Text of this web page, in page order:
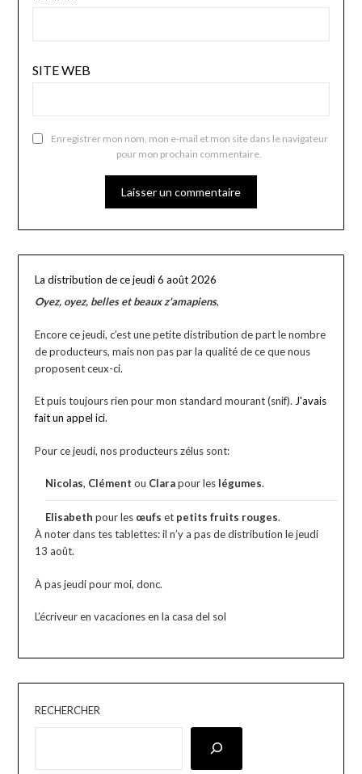
SITE WEB
Enregistrer mon nom, mon e-mail et mon site dans le navigateur
pour mon prochain commentaire.
La distribution de ce jeudi 6 août 2026
Oyez, oyez, belles et beaux z'amapiens,
Encore ce jeudi, c’est une petite distribution de part le nombre
de producteurs, mais non pas par la qualité de ce que nous
proposent ceux-ci.
Et puis toujours rien pour mon standard mourant (snif). J'avais
fait un appel ici.
Pour ce jeudi, nos producteurs zélus sont:
Nicolas, Clémentou Clarapour les légumes.
Elisabethpour les œufset petits fruits rouges.
À noter dans tes tablettes: il n’y a pas de distribution le jeudi
13 août.
À pas jeudi pour moi, donc.
L’écriveur en vacaciones en la casa del sol
RECHERCHER